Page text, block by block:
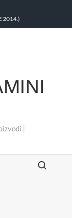
2014.)
|
Search for: